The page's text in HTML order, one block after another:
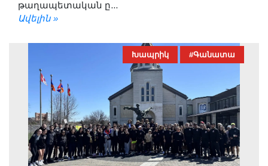
թաղապետական ը...
Ավելին »
Խապրիկ #Գանատա